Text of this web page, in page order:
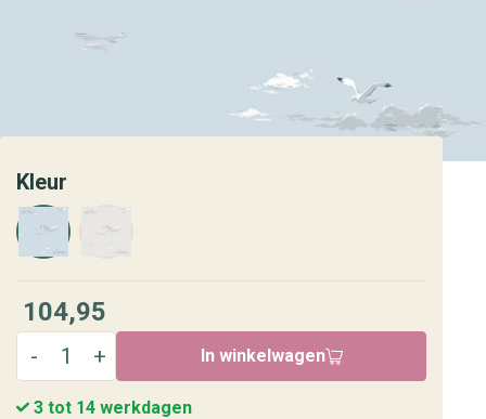
Kleur
104,95
In winkelwagen
3 tot 14 werkdagen